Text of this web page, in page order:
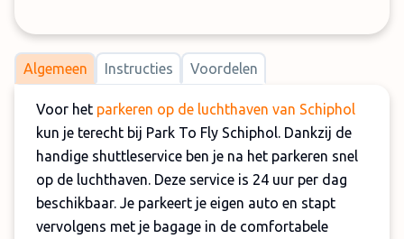
Algemeen Instructies Voordelen
Voor het parkeren op de luchthaven van Schiphol
kun je terecht bij Park To Fly Schiphol. Dankzij de
handige shuttleservice ben je na het parkeren snel
op de luchthaven. Deze service is 24 uur per dag
beschikbaar. Je parkeert je eigen auto en stapt
vervolgens met je bagage in de comfortabele